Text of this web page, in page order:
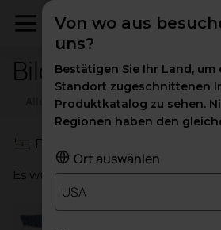
Bilder
Alle Ressourcen Kataloge
Filter
Es wurden insgesamt55
Von wo aus
uns?
Bestätigen Sie Ihr Land, um
Standort zugeschnittenen
Produktkatalog zu sehen.
Regionen haben den
Ort auswählen
USA